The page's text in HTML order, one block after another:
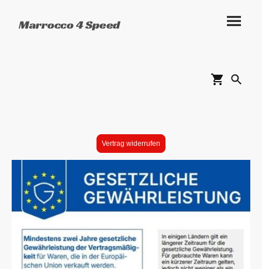
Marrocco 4 Speed
Vertrag widerrufen